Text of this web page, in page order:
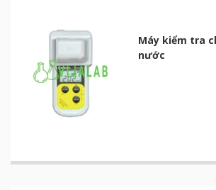
Máy kiểm tra
nước